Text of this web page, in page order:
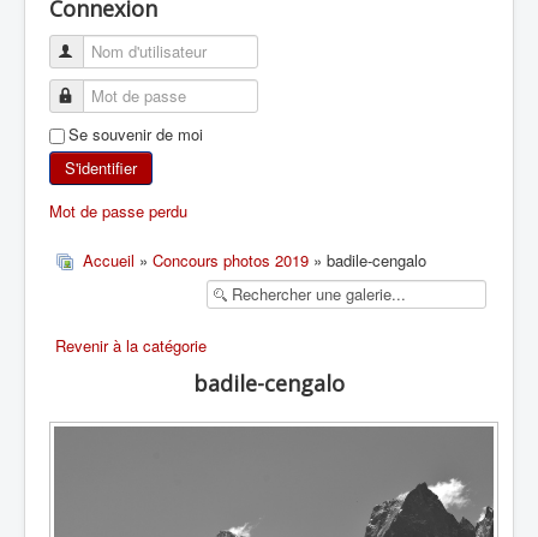
ESCALADE
ALPINISME
SKI DE RANDONNÉE
RANDONNÉE SPORTIVE
Connexion
Se souvenir de moi
S'identifier
Mot de passe perdu
Accueil » Concours photos 2019 » badile-cengalo
Revenir à la catégorie
badile-cengalo